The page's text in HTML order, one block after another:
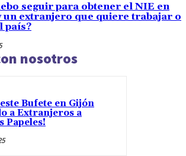
seguir para obtener el NIE en
un extranjero que quiere trabajar o
país?
nosotros
Bufete en Gijón
a Extranjeros a
Papeles!